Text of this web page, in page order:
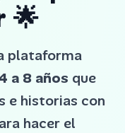
🌟
plataforma
a 8 años que
e historias con
hacer el